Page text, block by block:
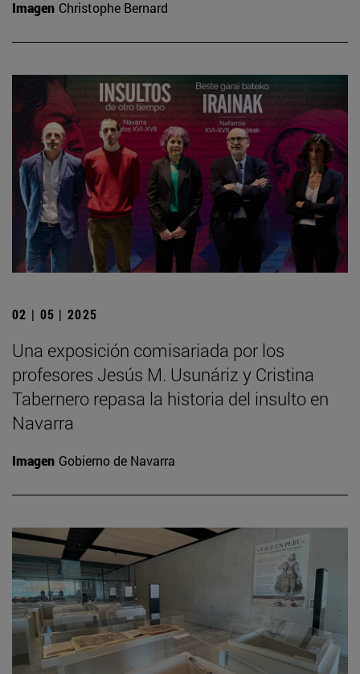
Imagen Christophe Bernard
02 | 05 | 2025
Una exposición comisariada por los
profesores Jesús M. Usunáriz y Cristina
Tabernero repasa la historia del insulto en
Navarra
Imagen Gobierno de Navarra